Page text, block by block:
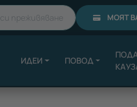
МОЯТ
ИДЕИ ПОВОД